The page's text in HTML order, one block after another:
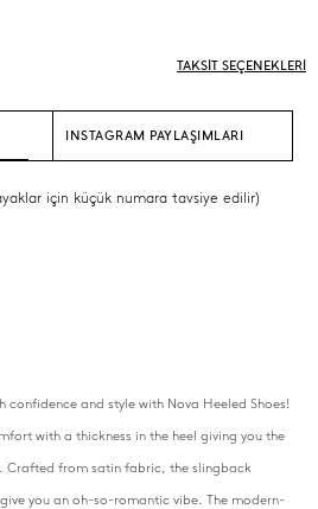
TAKSİT SEÇENEKLERİ
INSTAGRAM PAYLAŞIMLARI
için küçük numara tavsiye edilir)
confidence and style with Nova Heeled Shoes!
with a thickness in the heel giving you the
Crafted from satin fabric, the slingback
you an oh-so-romantic vibe. The modern-